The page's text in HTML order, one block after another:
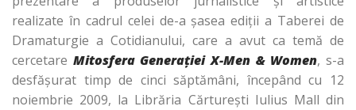
realizate în cadrul celei de-a şasea ediţii a Taberei de
Dramaturgie a Cotidianului, care a avut ca temă de
cercetare Mitosfera Generaţiei X-Men & Women, s-a
desfăşurat timp de cinci săptămâni, începând cu 12
noiembrie 2009, la Librăria Cărtureşti Iulius Mall din